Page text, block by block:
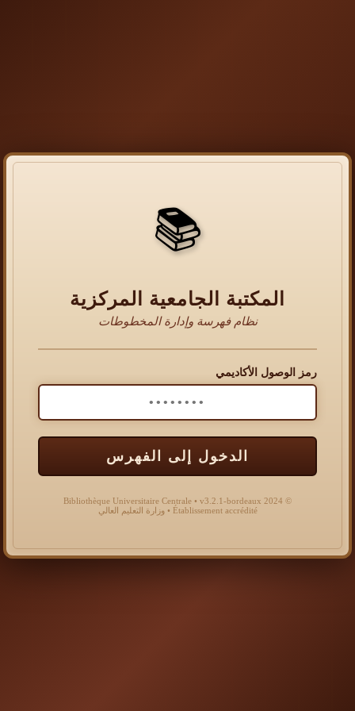
📚
المكتبة الجامعية المركزية
نظام فهرسة وإدارة المخطوطات
رمز الوصول الأكاديمي
الدخول إلى الفهرس
© 2024 Bibliothèque Universitaire Centrale • v3.2.1-bordeaux
Établissement accrédité • وزارة التعليم العالي